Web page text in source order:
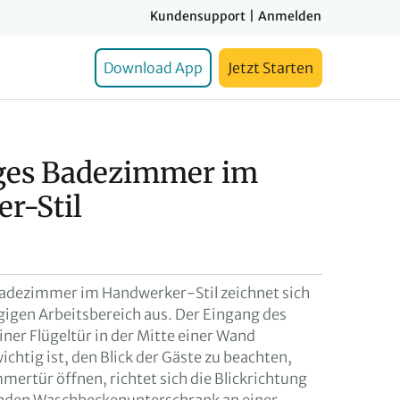
Kundensupport Anmelden
Download App Jetzt Starten
Badezimmer im
Stil
im Handwerker-Stil zeichnet sich
Arbeitsbereich aus. Der Eingang des
Flügeltür in der Mitte einer Wand
ist, den Blick der Gäste zu beachten,
öffnen, richtet sich die Blickrichtung